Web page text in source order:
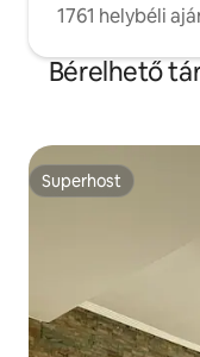
1761 helybéli
Bérelhető
Superhost
Superhost